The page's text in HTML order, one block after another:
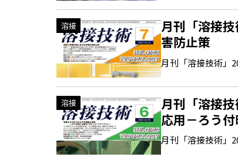
溶接
月刊「溶接
害防止策
月刊「溶接技術」
溶接
月刊「溶接
応用－ろう
月刊「溶接技術」